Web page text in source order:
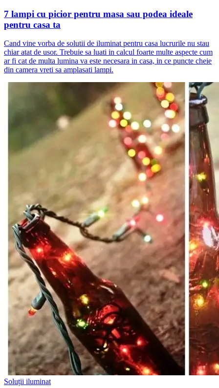
7 lampi cu picior pentru masa sau podea ideale
pentru casa ta
Cand vine vorba de solutii de iluminat pentru casa lucrurile nu stau
chiar atat de usor. Trebuie sa luati in calcul foarte multe aspecte cum
ar fi cat de multa lumina va este necesara in casa, in ce puncte cheie
din camera vreti sa amplasati lampi.
Soluții iluminat